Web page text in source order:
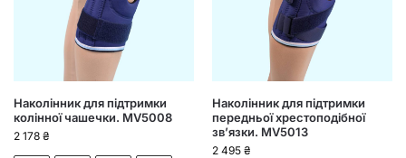
Наколінник для підтримки
колінної чашечки. MV5008
2 178 ₴
Наколінник для підтримки
передньої хрестоподібної
зв’язки. MV5013
2 495 ₴